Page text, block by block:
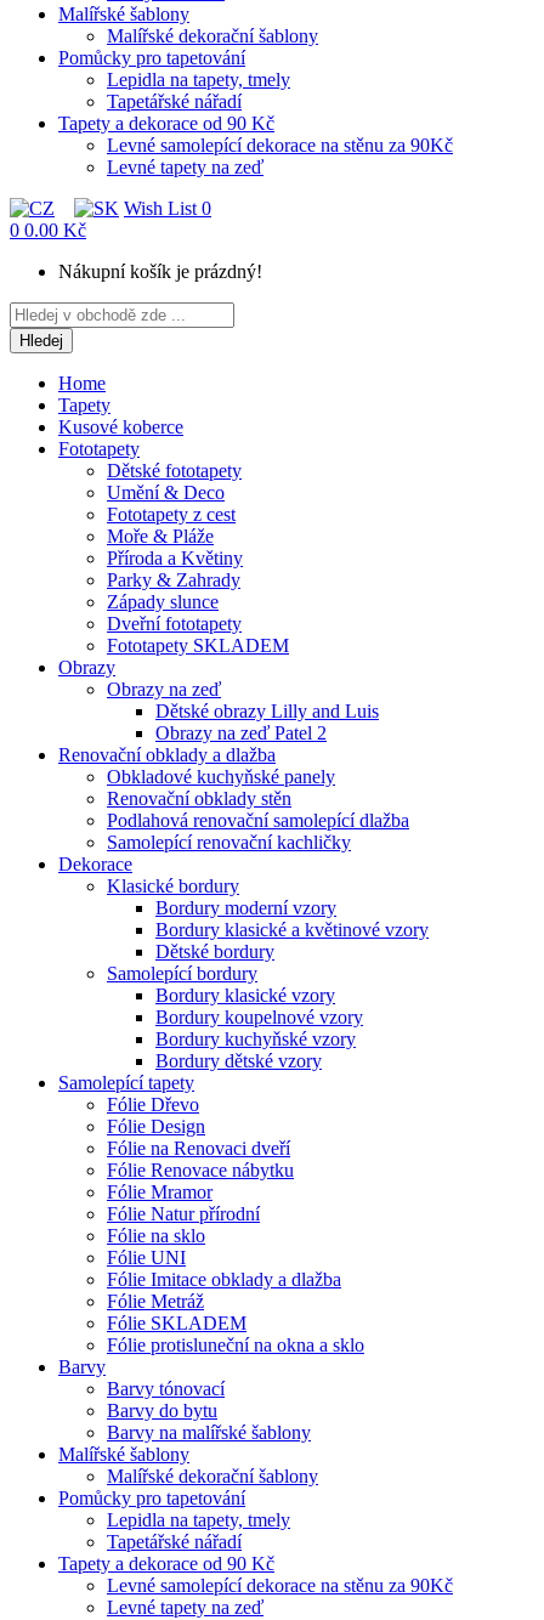
Malířské šablony
Malířské dekorační šablony
Pomůcky pro tapetování
Lepidla na tapety, tmely
Tapetářské nářadí
Tapety a dekorace od 90 Kč
Levné samolepící dekorace na stěnu za 90Kč
Levné tapety na zeď
Wish List 0
0 0.00 Kč
Nákupní košík je prázdný!
Hledej
Home
Tapety
Kusové koberce
Fototapety
Dětské fototapety
Umění & Deco
Fototapety z cest
Moře & Pláže
Příroda a Květiny
Parky & Zahrady
Západy slunce
Dveřní fototapety
Fototapety SKLADEM
Obrazy
Obrazy na zeď
Dětské obrazy Lilly and Luis
Obrazy na zeď Patel 2
Renovační obklady a dlažba
Obkladové kuchyňské panely
Renovační obklady stěn
Podlahová renovační samolepící dlažba
Samolepící renovační kachličky
Dekorace
Klasické bordury
Bordury moderní vzory
Bordury klasické a květinové vzory
Dětské bordury
Samolepící bordury
Bordury klasické vzory
Bordury koupelnové vzory
Bordury kuchyňské vzory
Bordury dětské vzory
Samolepící tapety
Fólie Dřevo
Fólie Design
Fólie na Renovaci dveří
Fólie Renovace nábytku
Fólie Mramor
Fólie Natur přírodní
Fólie na sklo
Fólie UNI
Fólie Imitace obklady a dlažba
Fólie Metráž
Fólie SKLADEM
Fólie protisluneční na okna a sklo
Barvy
Barvy tónovací
Barvy do bytu
Barvy na malířské šablony
Malířské šablony
Malířské dekorační šablony
Pomůcky pro tapetování
Lepidla na tapety, tmely
Tapetářské nářadí
Tapety a dekorace od 90 Kč
Levné samolepící dekorace na stěnu za 90Kč
Levné tapety na zeď